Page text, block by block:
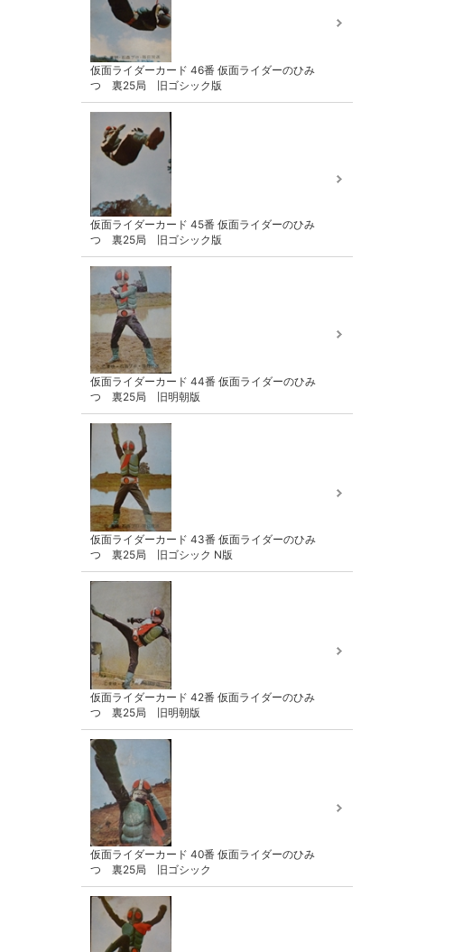
仮面ライダーカード 46番 仮面ライダーのひみ
つ 裏25局 旧ゴシック版
仮面ライダーカード 45番 仮面ライダーのひみ
つ 裏25局 旧ゴシック版
仮面ライダーカード 44番 仮面ライダーのひみ
つ 裏25局 旧明朝版
仮面ライダーカード 43番 仮面ライダーのひみ
つ 裏25局 旧ゴシック N版
仮面ライダーカード 42番 仮面ライダーのひみ
つ 裏25局 旧明朝版
仮面ライダーカード 40番 仮面ライダーのひみ
つ 裏25局 旧ゴシック